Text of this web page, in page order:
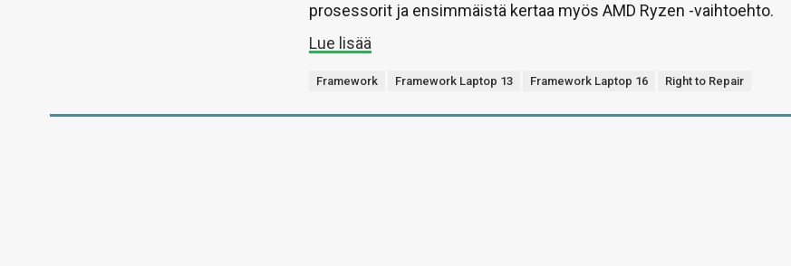
prosessorit ja ensimmäistä kertaa myös AMD Ryzen -vaihtoehto.
Lue lisää
Framework Framework Laptop 13 Framework Laptop 16 Right to Repair